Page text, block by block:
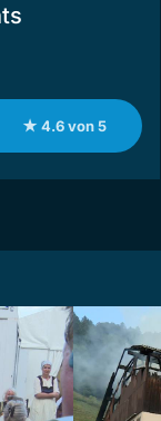
★ 4.6 von 5